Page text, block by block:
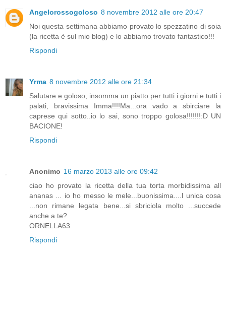
Angelorossogoloso 8 novembre 2012 alle ore 20:47
Noi questa settimana abbiamo provato lo spezzatino di soia
(la ricetta è sul mio blog) e lo abbiamo trovato fantastico!!!
Rispondi
Yrma 8 novembre 2012 alle ore 21:34
Salutare e goloso, insomma un piatto per tutti i giorni e tutti i
palati, bravissima Imma!!!!Ma...ora vado a sbirciare la
caprese qui sotto..io lo sai, sono troppo golosa!!!!!!!:D UN
BACIONE!
Rispondi
Anonimo 16 marzo 2013 alle ore 09:42
ciao ho provato la ricetta della tua torta morbidissima all
ananas ... io ho messo le mele...buonissima....l unica cosa
...non rimane legata bene...si sbriciola molto ...succede
anche a te?
ORNELLA63
Rispondi